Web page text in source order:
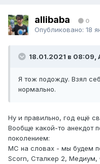
allibaba 0
Опубликовано: 18
18.01.2021 в 08:09,
Я тож подожду. Взял
нормально.
Ну и правильно, год ещё
Вообще какой-то анекдот
поколением:
МС на словах - мы будем
Scorn, Сталкер 2, Медиум,